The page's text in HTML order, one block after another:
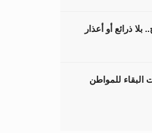
ذرائع أو أعذار
البقاء للمواطن